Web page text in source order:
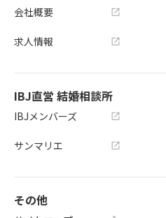
会社概要
求人情報
IBJ直営 結婚相談所
IBJメンバーズ
サンマリエ
その他